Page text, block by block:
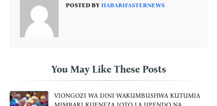
POSTED BY HABARIFASTERNEWS
You May Like These Posts
VIONGOZI WA DINI WAKUMBUSHWA KUTUMIA